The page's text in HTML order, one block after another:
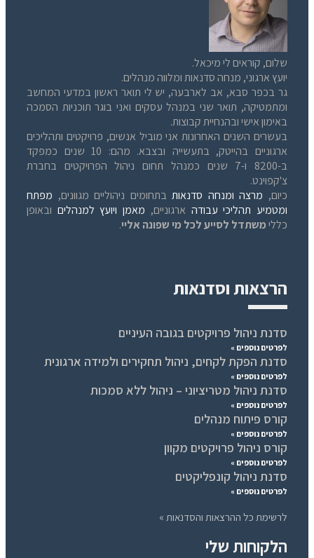
שלום, קוראים לי מיכאל.
יועץ ארגוני, מנחה סדנאות ומלווה מנהלים.
גר בכפר סבא, אב לארבעה, יש לי תואר ראשון במדעי המחשב
ומתמטיקה, תואר שני במנהל עסקים ואני בוגר תוכניות הסמכה
באימון אישי ובהנחיית קבוצות.
בעשרים השנים האחרונות אני מוביל אנשים, פרויקטים ותהליכים
ארגוניים בהייטק, בתעשייה ובצבא. מהם: 10 שנים כמפקד
ב-8200 ו-7 שנים כמנהל תחום ניהול הפרויקטים בחברת
צ'קפוינט.
כיום, מרצה ומנחה סדנאותבתחומים ניהוליים מגוונים, מפתח
ומטמיע תהליכי עבודה ארגוניים, מאמן ויועץ למנהלים ובאופן
כללימשתדל לסייע לכל מי שפונה אליי.
הרצאות וסדנאות
סדנת ניהול פרויקטים בגובה העיניים
לפרטים נוספים »
סדנת הפקת לקחים, ניהול תחקירים ולמידה ארגונית
לפרטים נוספים »
סדנת ניהול מטריציוני – ניהול ללא סמכות
לפרטים נוספים »
קורס פיתוח מנהלים
לפרטים נוספים »
קורס ניהול פרויקטים מקוון
לפרטים נוספים »
סדנת ניהול קונפליקטים
לפרטים נוספים »
לרשימת כל ההרצאות והסדנאות »
הלקוחות שלי